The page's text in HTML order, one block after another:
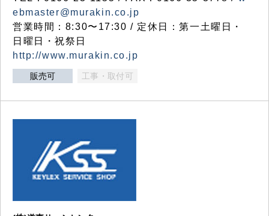
ebmaster@murakin.co.jp
営業時間：8:30〜17:30 / 定休日：第一土曜日・
日曜日・祝祭日
http://www.murakin.co.jp
販売可 工事・取付可